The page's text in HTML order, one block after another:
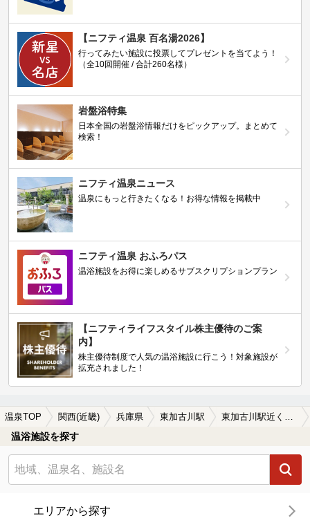
【ニフティ温泉 百名湯2026】
行ってみたい施設に投票してプレゼントを当てよう！
（全10回開催 / 合計260名様）
岩盤浴特集
日本全国の岩盤浴情報だけをピックアップ。まとめて
検索！
ニフティ温泉ニュース
温泉にもっと行きたくなる！お得な情報を掲載中
ニフティ温泉 おふろパス
温浴施設をお得に楽しめるサブスクリプションプラン
【ニフティライフスタイル株主優待のご案
内】
株主優待制度で人気の温浴施設に行こう！対象施設が
拡充されました！
温泉TOP 関西(近畿) 兵庫県 東加古川駅 東加古川駅近くの温泉宿・温泉旅館・ホテルおすすめ(2026年版)
温浴施設を探す
エリアから探す